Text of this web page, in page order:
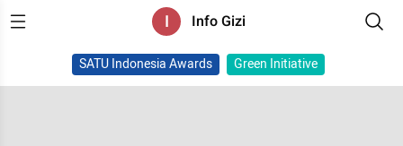
I Info Gizi
SATU Indonesia Awards Green Initiative